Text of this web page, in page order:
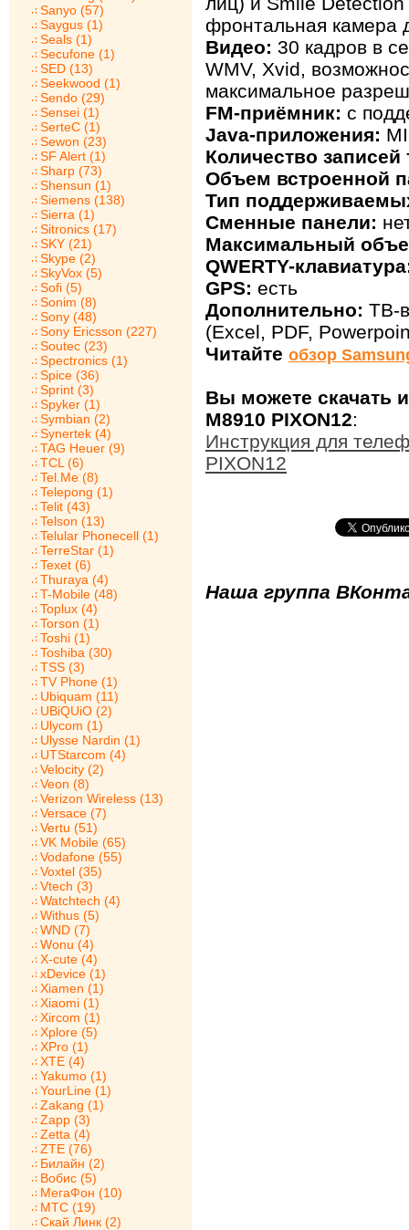
Sanyo (57)
Saygus (1)
Seals (1)
Secufone (1)
SED (13)
Seekwood (1)
Sendo (29)
Sensei (1)
SerteC (1)
Sewon (23)
SF Alert (1)
Sharp (73)
Shensun (1)
Siemens (138)
Sierra (1)
Sitronics (17)
SKY (21)
Skype (2)
SkyVox (5)
Sofi (5)
Sonim (8)
Sony (48)
Sony Ericsson (227)
Soutec (23)
Spectronics (1)
Spice (36)
Sprint (3)
Spyker (1)
Symbian (2)
Synertek (4)
TAG Heuer (9)
TCL (6)
Tel.Me (8)
Telepong (1)
Telit (43)
Telson (13)
Telular Phonecell (1)
TerreStar (1)
Texet (6)
Thuraya (4)
T-Mobile (48)
Toplux (4)
Torson (1)
Toshi (1)
Toshiba (30)
TSS (3)
TV Phone (1)
Ubiquam (11)
UBiQUiO (2)
Ulycom (1)
Ulysse Nardin (1)
UTStarcom (4)
Velocity (2)
Veon (8)
Verizon Wireless (13)
Versace (7)
Vertu (51)
VK Mobile (65)
Vodafone (55)
Voxtel (35)
Vtech (3)
Watchtech (4)
Withus (5)
WND (7)
Wonu (4)
X-cute (4)
xDevice (1)
Xiamen (1)
Xiaomi (1)
Xircom (1)
Xplore (5)
XPro (1)
XTE (4)
Yakumo (1)
YourLine (1)
Zakang (1)
Zapp (3)
Zetta (4)
ZTE (76)
Билайн (2)
Вобис (5)
МегаФон (10)
МТС (19)
Скай Линк (2)
фронтальная камера
Видео: 30 кадров в
WMV, Xvid,
максимальное
FM-приёмник: с
Java-приложения:
Количество
Объем встроенной
Тип
Сменные панели:
Максимальный
QWERTY-
GPS: есть
Дополнительно: ТВ-
(Excel, PDF,
Читайте обзор
Вы можете скачать
M8910 PIXON12:
Инструкция для
PIXON12
Наша группа